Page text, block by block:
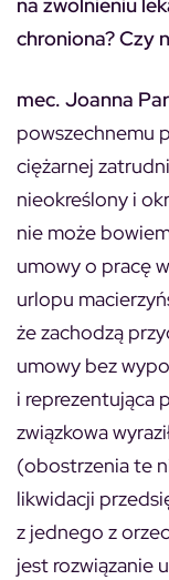
na zwolnieniu
chroniona? Czy
mec. Joanna
powszechnemu
ciężarnej
nieokreślony i
nie może
umowy o pracę
urlopu
że zachodzą
umowy bez
i reprezentująca
związkowa
(obostrzenia te
likwidacji
z jednego z
jest rozwiązanie